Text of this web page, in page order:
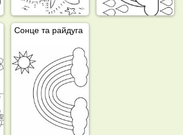
Сонце та райдуга